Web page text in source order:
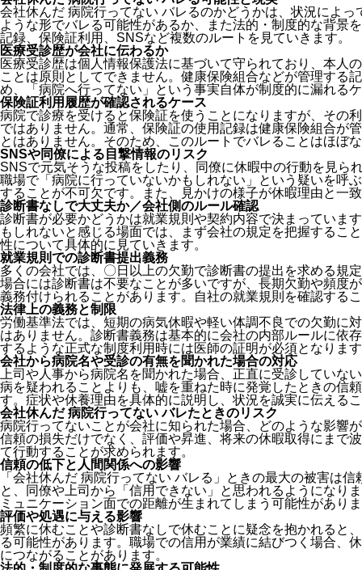
会社休んだ 病院行ってない バレるのかどうかは、状況によ
ような形でバレる可能性があるか、また法的・制度的な背景
記録、保険証利用、SNSなど複数のルートを見ていきます。
医療受診歴が会社に伝わるか
医療受診歴は個人情報保護法に基づいて守られており、本人
ことは原則としてできません。健康保険組合などが管理する
め、「病院へ行ってない」という事実自体が制度的に漏れる
保険証利用履歴が確認されるケース
病院で診療を受けると保険証を使うことになりますが、その
ではありません。通常、保険証の使用記録は健康保険組合が
とはありません。そのため、このルートでバレることはほぼ
SNSや同僚による目撃情報のリスク
SNSで元気そうな投稿をしたり、同僚に休暇中の行動を見ら
職場で「病院に行っていないかもしれない」という疑いを呼
することが不可欠です。また、見かけの様子が休暇理由と一
診断書なしで大丈夫か／会社側のルール確認
診断書が必要かどうかは就業規則や契約内容で決まっていま
もしれないと感じる場面では、まず会社の規定を把握するこ
性について具体的に見ていきます。
就業規則での診断書提出義務
多くの会社では、〇日以上の欠勤で診断書の提出を求める規
場合には診断書は不要なことが多いですが、長期欠勤や頻度
義務付けられることがあります。自社の就業規則を確認する
法律上の義務と制限
労働基準法では、短期の病気休暇や軽い体調不良での欠勤に
はありません。診断書義務は基本的に会社の内部ルールに依
するような正式な制度利用時には医師の証明が必須となりま
会社から病院名や受診の有無を聞かれた場合の対応
上司や人事から病院名を聞かれた場合、正直に受診していな
病を疑われることよりも、嘘を重ねた時に発覚したときの信
す。症状や休養理由を具体的に説明し、状況を誠実に伝える
会社休んだ 病院行ってない バレたときのリスク
病院行ってないことが会社に知られた場合、どのような影響
信頼の損失だけでなく、評価や昇進、将来の休暇取得にまで
て行動することが求められます。
信頼の低下と人間関係への影響
「会社休んだ 病院行ってない バレる」ときの最大の被害は
と、同僚や上司から「信用できない」と思われるようになり
ミュニケーション面での距離が生まれてしまう可能性があり
評価や処遇に与える影響
頻繁に休むことや診断書なしで休むことに疑念を抱かれると
る可能性があります。職場での信用が業績に結びつく場合、
につながることがあります。